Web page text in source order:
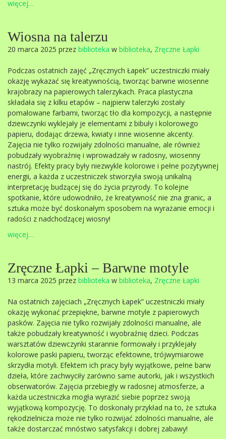
więcej…
Wiosna na talerzu
20 marca 2025 przez biblioteka w biblioteka, Zręczne Łapki
Podczas ostatnich zajęć „Zręcznych Łapek” uczestniczki miały
okazję wykazać się kreatywnością, tworząc barwne wiosenne
krajobrazy na papierowych talerzykach. Praca plastyczna
składała się z kilku etapów – najpierw talerzyki zostały
pomalowane farbami, tworząc tło dla kompozycji, a następnie
dziewczynki wyklejały je elementami z bibuły i kolorowego
papieru, dodając drzewa, kwiaty i inne wiosenne akcenty.
Zajęcia nie tylko rozwijały zdolności manualne, ale również
pobudzały wyobraźnię i wprowadzały w radosny, wiosenny
nastrój. Efekty pracy były niezwykle kolorowe i pełne pozytywnej
energii, a każda z uczestniczek stworzyła swoją unikalną
interpretację budzącej się do życia przyrody. To kolejne
spotkanie, które udowodniło, że kreatywność nie zna granic, a
sztuka może być doskonałym sposobem na wyrażanie emocji i
radości z nadchodzącej wiosny!
więcej…
Zręczne Łapki – Barwne motyle
13 marca 2025 przez biblioteka w biblioteka, Zręczne Łapki
Na ostatnich zajęciach „Zręcznych Łapek” uczestniczki miały
okazję wykonać przepiękne, barwne motyle z papierowych
pasków. Zajęcia nie tylko rozwijały zdolności manualne, ale
także pobudzały kreatywność i wyobraźnię dzieci. Podczas
warsztatów dziewczynki starannie formowały i przyklejały
kolorowe paski papieru, tworząc efektowne, trójwymiarowe
skrzydła motyli. Efektem ich pracy były wyjątkowe, pełne barw
dzieła, które zachwyciły zarówno same autorki, jak i wszystkich
obserwatorów. Zajęcia przebiegły w radosnej atmosferze, a
każda uczestniczka mogła wyrazić siebie poprzez swoją
wyjątkową kompozycję. To doskonały przykład na to, że sztuka
rękodzielnicza może nie tylko rozwijać zdolności manualne, ale
także dostarczać mnóstwo satysfakcji i dobrej zabawy!